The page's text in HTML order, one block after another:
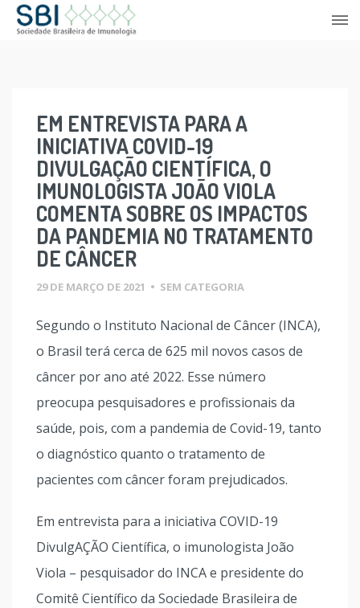
EM ENTREVISTA PARA A
INICIATIVA COVID-19
DIVULGAÇÃO CIENTÍFICA, O
IMUNOLOGISTA JOÃO VIOLA
COMENTA SOBRE OS IMPACTOS
DA PANDEMIA NO TRATAMENTO
DE CÂNCER
29 DE MARÇO DE 2021 • SEM CATEGORIA
Segundo o Instituto Nacional de Câncer (INCA),
o Brasil terá cerca de 625 mil novos casos de
câncer por ano até 2022. Esse número
preocupa pesquisadores e profissionais da
saúde, pois, com a pandemia de Covid-19, tanto
o diagnóstico quanto o tratamento de
pacientes com câncer foram prejudicados.
Em entrevista para a iniciativa COVID-19
DivulgAÇÃO Científica, o imunologista João
Viola – pesquisador do INCA e presidente do
Comitê Científico da Sociedade Brasileira de